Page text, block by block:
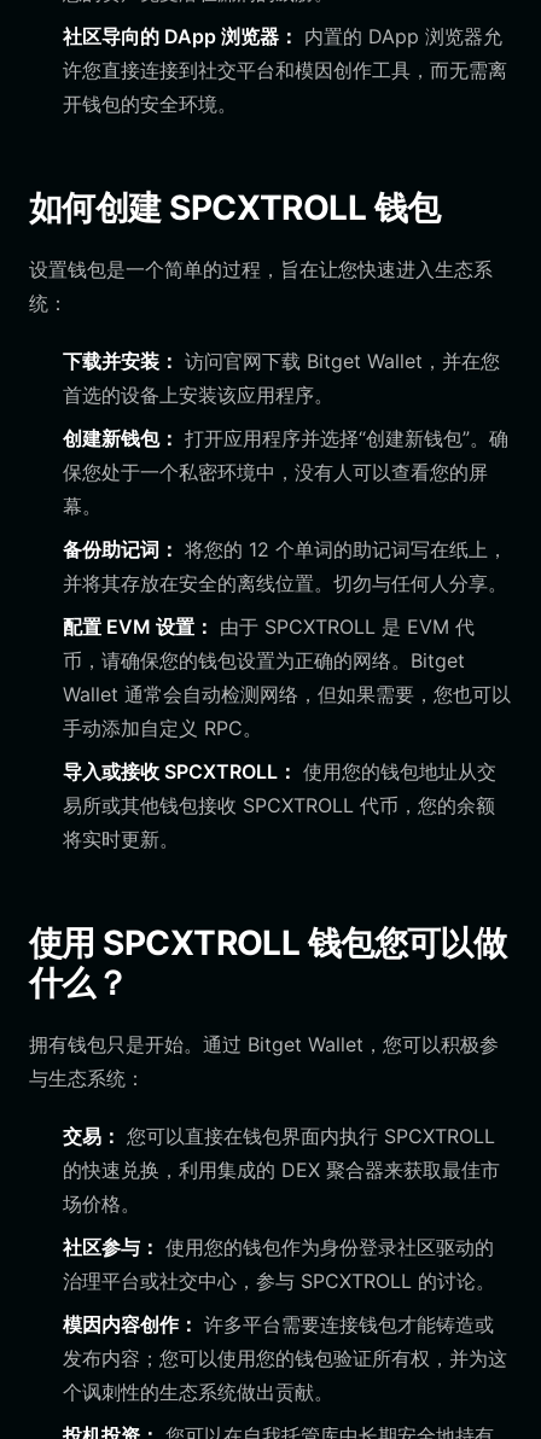
社区导向的 DApp 浏览器： 内置的 DApp 浏览器允
许您直接连接到社交平台和模因创作工具，而无需离
开钱包的安全环境。
如何创建 SPCXTROLL 钱包
设置钱包是一个简单的过程，旨在让您快速进入生态系
统：
下载并安装： 访问官网下载 Bitget Wallet，并在您
首选的设备上安装该应用程序。
创建新钱包： 打开应用程序并选择“创建新钱包”。确
保您处于一个私密环境中，没有人可以查看您的屏
幕。
备份助记词： 将您的 12 个单词的助记词写在纸上，
并将其存放在安全的离线位置。切勿与任何人分享。
配置 EVM 设置： 由于 SPCXTROLL 是 EVM 代
币，请确保您的钱包设置为正确的网络。Bitget
Wallet 通常会自动检测网络，但如果需要，您也可以
手动添加自定义 RPC。
导入或接收 SPCXTROLL： 使用您的钱包地址从交
易所或其他钱包接收 SPCXTROLL 代币，您的余额
将实时更新。
使用 SPCXTROLL 钱包您可以做
什么？
拥有钱包只是开始。通过 Bitget Wallet，您可以积极参
与生态系统：
交易： 您可以直接在钱包界面内执行 SPCXTROLL
的快速兑换，利用集成的 DEX 聚合器来获取最佳市
场价格。
社区参与： 使用您的钱包作为身份登录社区驱动的
治理平台或社交中心，参与 SPCXTROLL 的讨论。
模因内容创作： 许多平台需要连接钱包才能铸造或
发布内容；您可以使用您的钱包验证所有权，并为这
个讽刺性的生态系统做出贡献。